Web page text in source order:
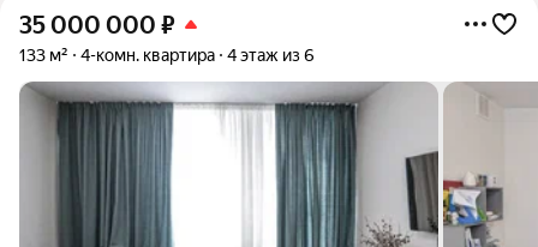
35 000 000 ₽
133 м² 4-комн. квартира 4 этаж из 6